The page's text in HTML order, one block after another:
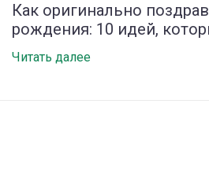
Как оригинально
рождения: 10 идей,
навсегда
Читать далее